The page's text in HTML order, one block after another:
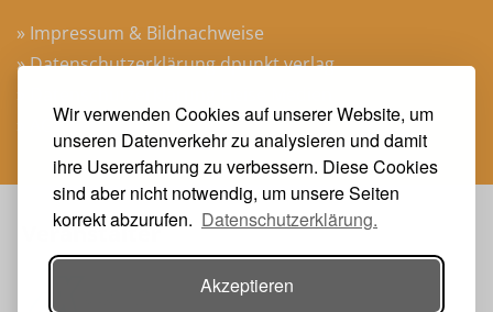
Wir verwenden Cookies auf unserer Website, um
unseren Datenverkehr zu analysieren und damit
ihre Usererfahrung zu verbessern. Diese Cookies
sind aber nicht notwendig, um unsere Seiten
korrekt abzurufen. Datenschutzerklärung.
Akzeptieren
» Impressum & Bildnachweise
» Datenschutzerklärung dpunkt.verlag
» AGB Veranstaltungen
Veranstalter